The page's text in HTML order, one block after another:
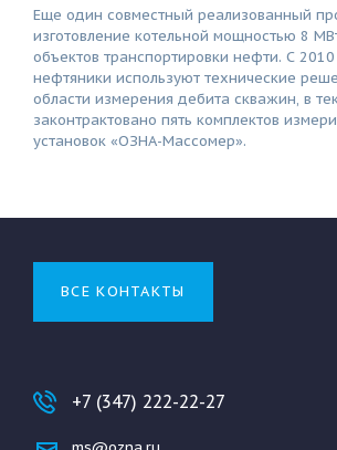
Еще один совместный реализованный
изготовление котельной мощностью 8
объектов транспортировки нефти. С 2010
нефтяники используют технические
области измерения дебита скважин, в
законтрактовано пять комплектов
установок «ОЗНА-Массомер».
ВСЕ КОНТАКТЫ
+7 (347) 222-22-27